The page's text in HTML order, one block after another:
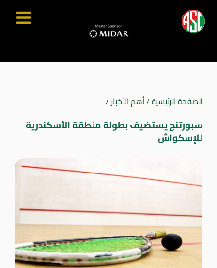
الصفحة الرئيسية/أهم الأخبار/
سبورتنج يستضيف بطولة منطقة الأسكندرية
للإسكواش